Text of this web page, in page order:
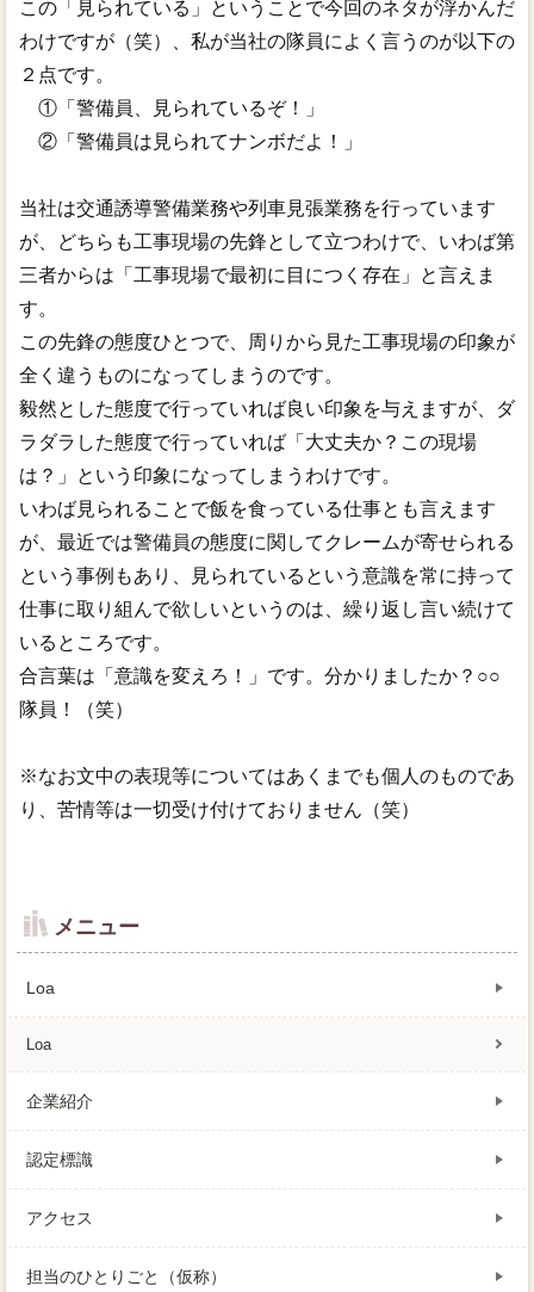
この「見られている」ということで今回のネタが浮かんだ
わけですが（笑）、私が当社の隊員によく言うのが以下の
２点です。
①「警備員、見られているぞ！」
②「警備員は見られてナンボだよ！」
当社は交通誘導警備業務や列車見張業務を行っています
が、どちらも工事現場の先鋒として立つわけで、いわば第
三者からは「工事現場で最初に目につく存在」と言えま
す。
この先鋒の態度ひとつで、周りから見た工事現場の印象が
全く違うものになってしまうのです。
毅然とした態度で行っていれば良い印象を与えますが、ダ
ラダラした態度で行っていれば「大丈夫か？この現場
は？」という印象になってしまうわけです。
いわば見られることで飯を食っている仕事とも言えます
が、最近では警備員の態度に関してクレームが寄せられる
という事例もあり、見られているという意識を常に持って
仕事に取り組んで欲しいというのは、繰り返し言い続けて
いるところです。
合言葉は「意識を変えろ！」です。分かりましたか？○○
隊員！（笑）
※なお文中の表現等についてはあくまでも個人のものであ
り、苦情等は一切受け付けておりません（笑）
メニュー
Loa
Loa
企業紹介
認定標識
アクセス
担当のひとりごと（仮称）